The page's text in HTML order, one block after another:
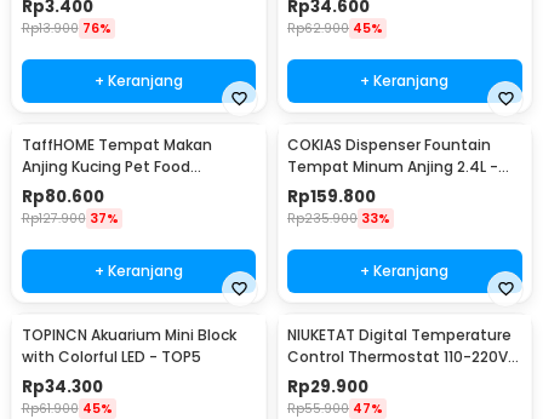
H0027
Rp3.400
Rp13.900 76%
+ Keranjang
Rp34.600
Rp62.900 45%
+ Keranjang
TaffHOME Tempat Makan
Anjing Kucing Pet Food
Dispenser - PET0640
Rp80.600
Rp127.900 37%
+ Keranjang
COKIAS Dispenser Fountain
Tempat Minum Anjing 2.4L -
DR008
Rp159.800
Rp235.900 33%
+ Keranjang
TOPINCN Akuarium Mini Block
with Colorful LED - TOP5
Rp34.300
Rp61.900 45%
NIUKETAT Digital Temperature
Control Thermostat 110-220V
Sensor - W3230
Rp29.900
Rp55.900 47%